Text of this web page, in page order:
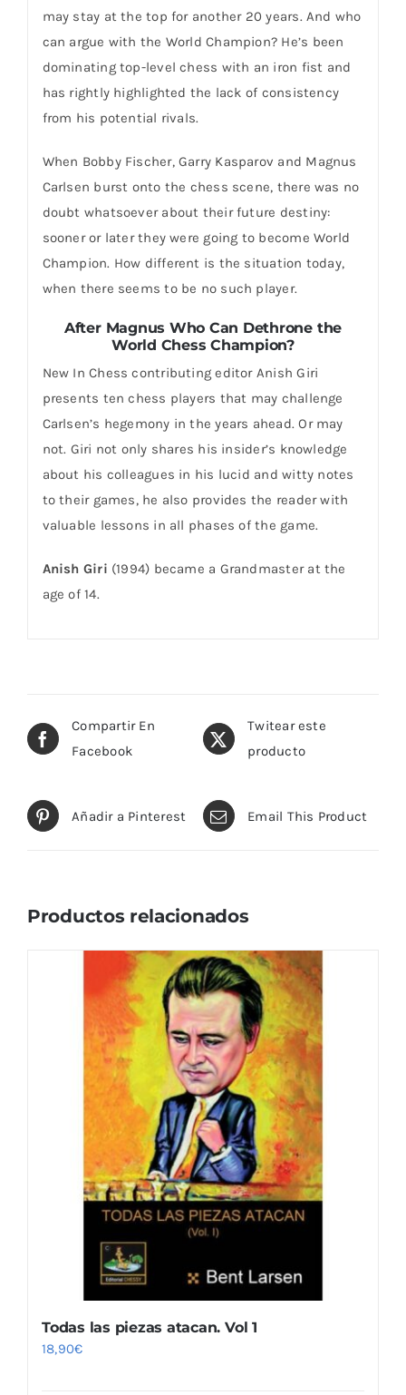
may stay at the top for another 20 years. And who
can argue with the World Champion? He’s been
dominating top-level chess with an iron fist and
has rightly highlighted the lack of consistency
from his potential rivals.
When Bobby Fischer, Garry Kasparov and Magnus
Carlsen burst onto the chess scene, there was no
doubt whatsoever about their future destiny:
sooner or later they were going to become World
Champion. How different is the situation today,
when there seems to be no such player.
After Magnus Who Can Dethrone the
World Chess Champion?
New In Chess contributing editor Anish Giri
presents ten chess players that may challenge
Carlsen’s hegemony in the years ahead. Or may
not. Giri not only shares his insider’s knowledge
about his colleagues in his lucid and witty notes
to their games, he also provides the reader with
valuable lessons in all phases of the game.
Anish Giri (1994) became a Grandmaster at the
age of 14.
Compartir En
Facebook
Twitear este
producto
Añadir a Pinterest Email This Product
Productos relacionados
Todas las piezas atacan. Vol 1
18,90€